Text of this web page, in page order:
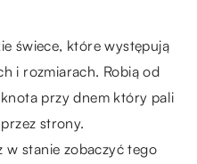
świece, które występują
i rozmiarach. Robią od
przy dnem który pali
strony.
w stanie zobaczyć tego